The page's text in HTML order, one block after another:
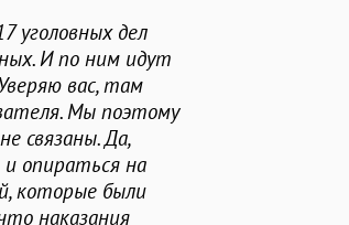
уголовных дел
И по ним идут
вас, там
Мы поэтому
связаны. Да,
опираться на
которые были
наказания